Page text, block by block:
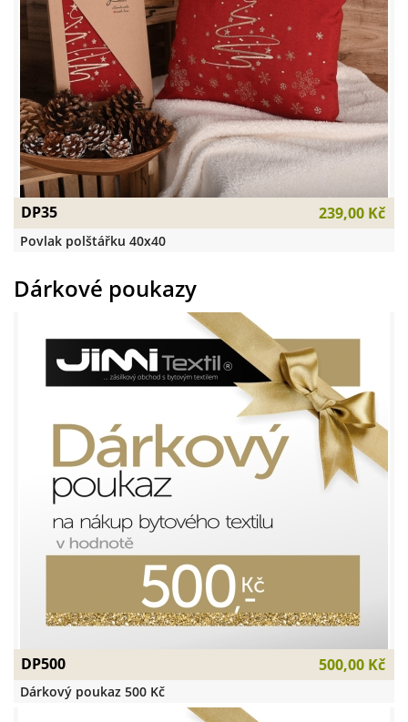
DP35 239,00 Kč
Povlak polštářku 40x40
DP500 500,00 Kč
Dárkový poukaz 500 Kč
Dárkové poukazy